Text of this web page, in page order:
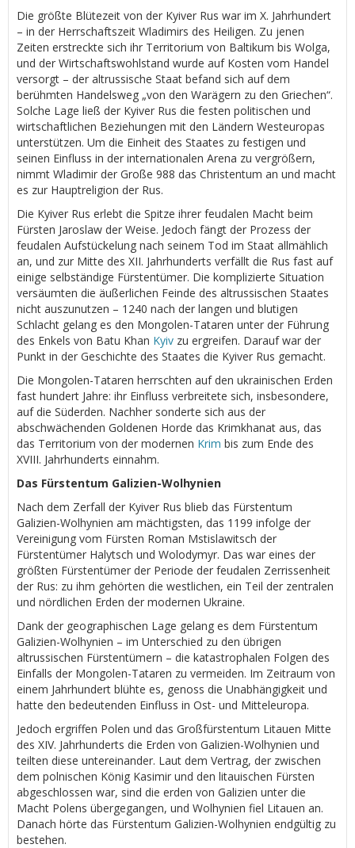
Die größte Blütezeit von der Kyiver Rus war im Х. Jahrhundert
– in der Herrschaftszeit Wladimirs des Heiligen. Zu jenen
Zeiten erstreckte sich ihr Territorium von Baltikum bis Wolga,
und der Wirtschaftswohlstand wurde auf Kosten vom Handel
versorgt – der altrussische Staat befand sich auf dem
berühmten Handelsweg „von den Warägern zu den Griechen“.
Solche Lage ließ der Kyiver Rus die festen politischen und
wirtschaftlichen Beziehungen mit den Ländern Westeuropas
unterstützen. Um die Einheit des Staates zu festigen und
seinen Einfluss in der internationalen Arena zu vergrößern,
nimmt Wladimir der Große 988 das Christentum an und macht
es zur Hauptreligion der Rus.
Die Kyiver Rus erlebt die Spitze ihrer feudalen Macht beim
Fürsten Jaroslaw der Weise. Jedoch fängt der Prozess der
feudalen Aufstückelung nach seinem Tod im Staat allmählich
an, und zur Mitte des XII. Jahrhunderts verfällt die Rus fast auf
einige selbständige Fürstentümer. Die komplizierte Situation
versäumten die äußerlichen Feinde des altrussischen Staates
nicht auszunutzen – 1240 nach der langen und blutigen
Schlacht gelang es den Mongolen-Tataren unter der Führung
des Enkels von Batu Khan Kyiv zu ergreifen. Darauf war der
Punkt in der Geschichte des Staates die Kyiver Rus gemacht.
Die Mongolen-Tataren herrschten auf den ukrainischen Erden
fast hundert Jahre: ihr Einfluss verbreitete sich, insbesondere,
auf die Süderden. Nachher sonderte sich aus der
abschwächenden Goldenen Horde das Krimkhanat aus, das
das Territorium von der modernen Krim bis zum Ende des
XVIII. Jahrhunderts einnahm.
Das Fürstentum Galizien-Wolhynien
Nach dem Zerfall der Kyiver Rus blieb das Fürstentum
Galizien-Wolhynien am mächtigsten, das 1199 infolge der
Vereinigung vom Fürsten Roman Mstislawitsch der
Fürstentümer Halytsch und Wolodymyr. Das war eines der
größten Fürstentümer der Periode der feudalen Zerrissenheit
der Rus: zu ihm gehörten die westlichen, ein Teil der zentralen
und nördlichen Erden der modernen Ukraine.
Dank der geographischen Lage gelang es dem Fürstentum
Galizien-Wolhynien – im Unterschied zu den übrigen
altrussischen Fürstentümern – die katastrophalen Folgen des
Einfalls der Mongolen-Tataren zu vermeiden. Im Zeitraum von
einem Jahrhundert blühte es, genoss die Unabhängigkeit und
hatte den bedeutenden Einfluss in Ost- und Mitteleuropa.
Jedoch ergriffen Polen und das Großfürstentum Litauen Mitte
des XIV. Jahrhunderts die Erden von Galizien-Wolhynien und
teilten diese untereinander. Laut dem Vertrag, der zwischen
dem polnischen König Kasimir und den litauischen Fürsten
abgeschlossen war, sind die erden von Galizien unter die
Macht Polens übergegangen, und Wolhynien fiel Litauen an.
Danach hörte das Fürstentum Galizien-Wolhynien endgültig zu
bestehen.